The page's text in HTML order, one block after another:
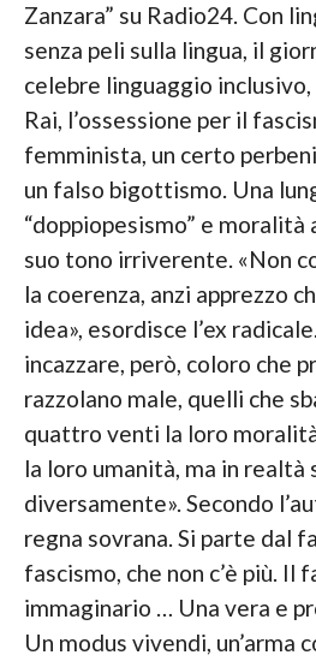
Zanzara” su Radio24. Con
senza peli sulla lingua, il
celebre linguaggio inclusivo,
Rai, l’ossessione per il
femminista, un certo
un falso bigottismo. Una
“doppiopesismo” e
suo tono irriverente. «Non
la coerenza, anzi apprezzo
idea», esordisce l’ex
incazzare, però, coloro che
razzolano male, quelli che
quattro venti la loro
la loro umanità, ma in realtà
diversamente». Secondo
regna sovrana. Si parte dal
fascismo, che non c’è più. Il
immaginario … Una vera e
Un modus vivendi, un’arma